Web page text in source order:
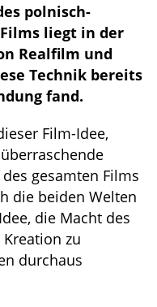
polnisch-
liegt in der
Realfilm und
Technik bereits
fand.
Film-Idee,
gesamten Films
die beiden Welten
die Macht des
zu
durchaus